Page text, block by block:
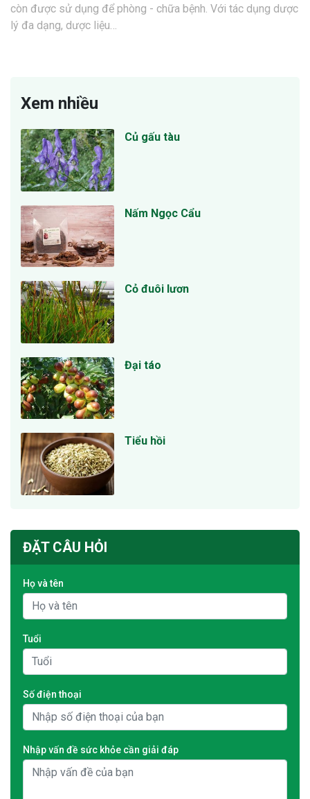
còn được sử dụng để phòng - chữa bệnh. Với tác dụng dược
lý đa dạng, dược liệu…
Xem nhiều
Củ gấu tàu
Nấm Ngọc Cẩu
Cỏ đuôi lươn
Đại táo
Tiểu hồi
ĐẶT CÂU HỎI
Họ và tên
Tuổi
Số điện thoại
Nhập vấn đề sức khỏe cần giải đáp